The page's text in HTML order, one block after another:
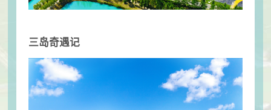
三岛奇遇记